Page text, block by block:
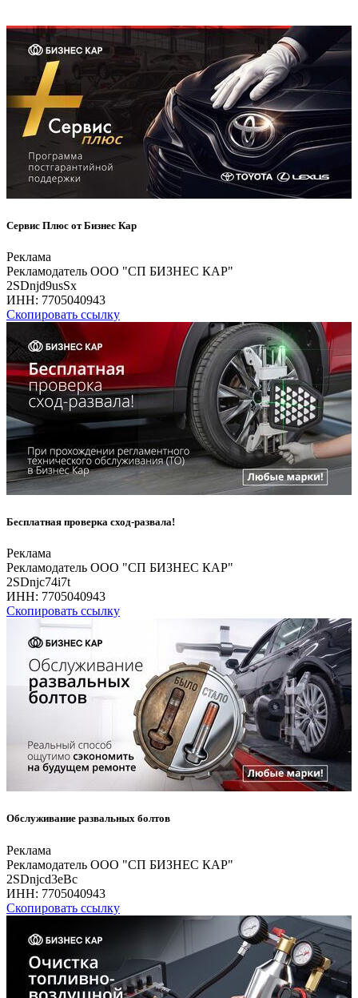
Сервис Плюс от Бизнес Кар
Реклама
Рекламодатель ООО "СП БИЗНЕС КАР"
2SDnjd9usSx
ИНН: 7705040943
Скопировать ссылку
Бесплатная проверка сход-развала!
Реклама
Рекламодатель ООО "СП БИЗНЕС КАР"
2SDnjc74i7t
ИНН: 7705040943
Скопировать ссылку
Обслуживание развальных болтов
Реклама
Рекламодатель ООО "СП БИЗНЕС КАР"
2SDnjcd3eBc
ИНН: 7705040943
Скопировать ссылку